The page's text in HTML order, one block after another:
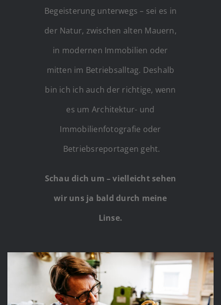
Begeisterung unterwegs – sei es in
der Natur, zwischen alten Mauern,
in modernen Immobilien oder
mitten im Betriebsalltag. Deshalb
bin ich ich auch der richtige, wenn
es um Architektur- und
Immobilienfotografie oder
Betriebsreportagen geht.
Schau dich um – vielleicht sehen
wir uns ja bald durch meine
Linse.